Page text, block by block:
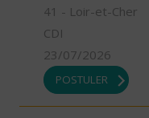
41 - Loir-et-Cher
CDI
23/07/2026
POSTULER